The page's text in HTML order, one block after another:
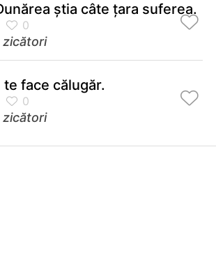
ştia câte ţara suferea.
zicători
te face călugăr.
zicători